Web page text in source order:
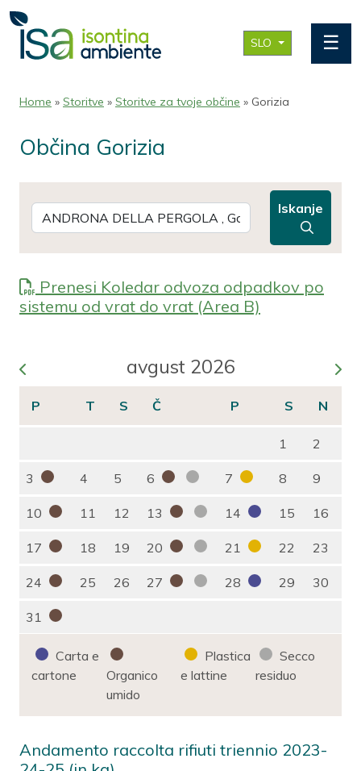
SLO ☰
Home » Storitve » Storitve za tvoje občine » Gorizia
Občina Gorizia
Iskanje
Prenesi Koledar odvoza odpadkov po
sistemu od vrat do vrat (Area B)
avgust 2026
1 2
3 4 5 6 7 8 9
10 11 12 13 14 15 16
17 18 19 20 21 22 23
24 25 26 27 28 29 30
31
Carta e
cartone
Organico
umido
Plastica
e lattine
Secco
residuo
Andamento raccolta rifiuti triennio 2023-